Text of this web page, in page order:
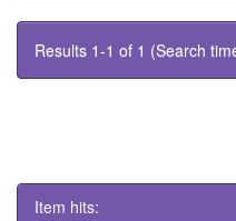
Results 1-1 of 1 (Search
Item hits: